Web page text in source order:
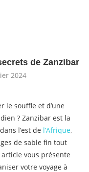
de Zanzibar
2024
le souffle et d’une
? Zanzibar est la
l’est de l’Afrique,
de sable fin tout
vous présente
votre voyage à